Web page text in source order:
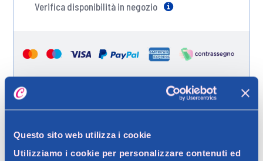
Questo sito web utilizza i cookie
Utilizziamo i cookie per personalizzare contenuti ed
Verifica disponibilità in negozio
Ritiro in negozio gratuito per i clienti registrati